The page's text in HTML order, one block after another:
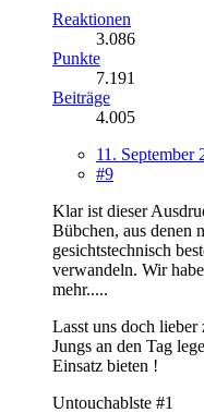
Reaktionen
3.086
Punkte
7.191
Beiträge
4.005
11. September
#9
Klar ist dieser
Bübchen, aus denen
gesichtstechnisch
verwandeln. Wir
mehr.....
Lasst uns doch
Jungs an den Tag
Einsatz bieten !
Untouchablste #1